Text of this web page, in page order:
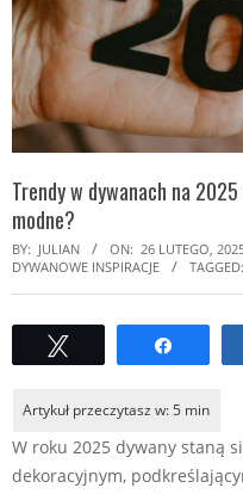
Trendy w dywanach na
modne?
BY: JULIAN ON: 26 LUTEGO,
DYWANOWE INSPIRACJE
TAGGED:
W roku 2025 dywany staną
dekoracyjnym,